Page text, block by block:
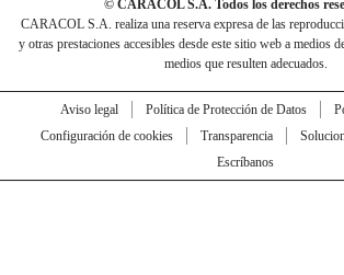
© CARACOL S.A. Todos los derechos
CARACOL S.A. realiza una reserva expresa de las
y otras prestaciones accesibles desde este sitio web a medios
medios que resulten adecuados.
Aviso legal Política de Protección de Datos
Configuración de cookies
Transparencia
Escríbanos